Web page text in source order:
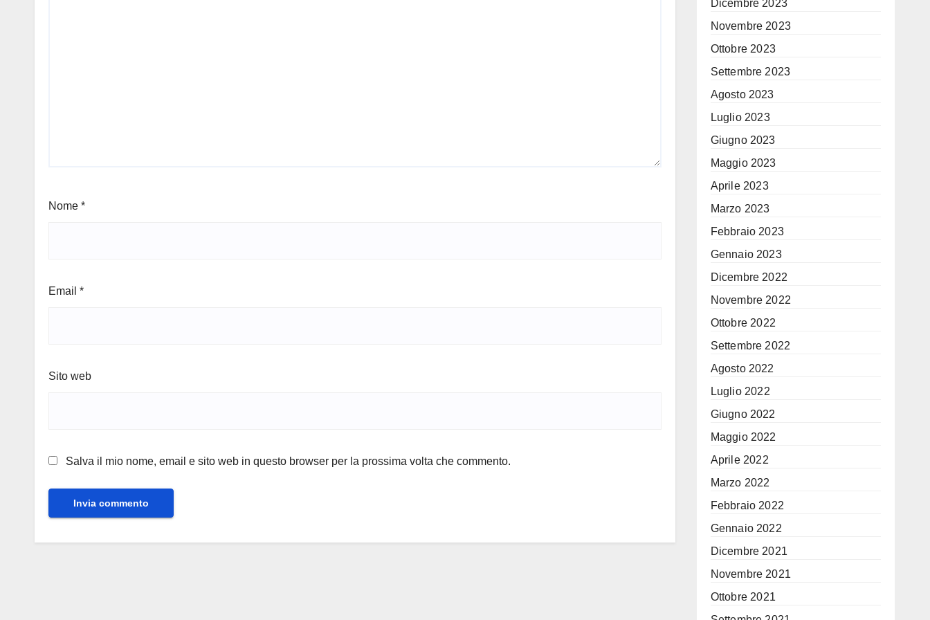
Nome *
Email *
Sito web
Salva il mio nome, email e sito web in questo browser per la prossima volta che commento.
Dicembre 2023
Novembre 2023
Ottobre 2023
Settembre 2023
Agosto 2023
Luglio 2023
Giugno 2023
Maggio 2023
Aprile 2023
Marzo 2023
Febbraio 2023
Gennaio 2023
Dicembre 2022
Novembre 2022
Ottobre 2022
Settembre 2022
Agosto 2022
Luglio 2022
Giugno 2022
Maggio 2022
Aprile 2022
Marzo 2022
Febbraio 2022
Gennaio 2022
Dicembre 2021
Novembre 2021
Ottobre 2021